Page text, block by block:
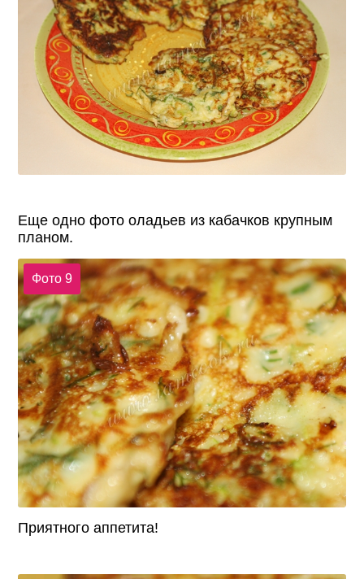
Еще одно фото оладьев из кабачков крупным
планом.
Фото 9
Приятного аппетита!